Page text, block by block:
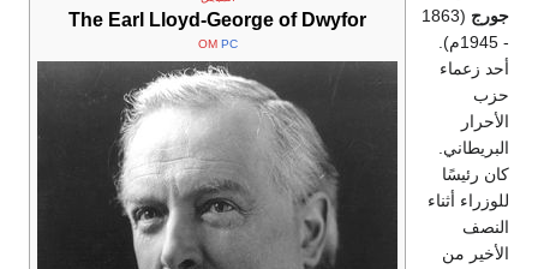
The Earl Lloyd-George of Dwyfor
OM PC
جورج
(1863
- 1945م).
أحد زعماء
حزب
الأحرار
البريطاني.
كان رئيسًا
للوزراء أثناء
النصف
الأخير من